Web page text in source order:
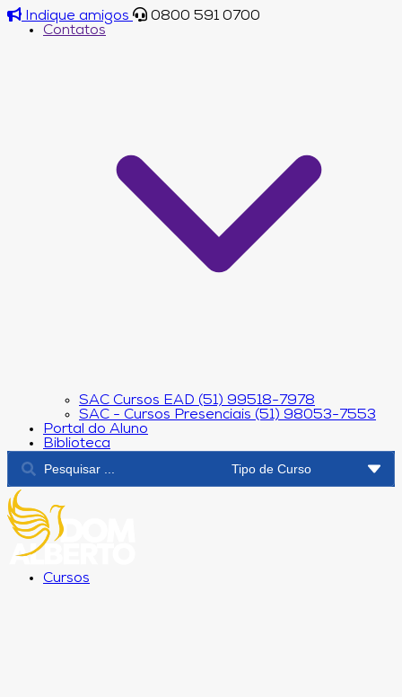
Indique amigos
0800 591 0700
Contatos
SAC Cursos EAD (51) 99518-7978
SAC - Cursos Presenciais (51) 98053-7553
Portal do Aluno
Biblioteca
Cursos